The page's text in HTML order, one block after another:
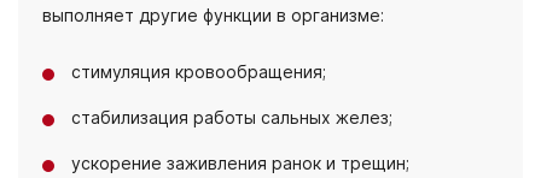
выполняет другие функции в организме:
стимуляция кровообращения;
стабилизация работы сальных желез;
ускорение заживления ранок и трещин;